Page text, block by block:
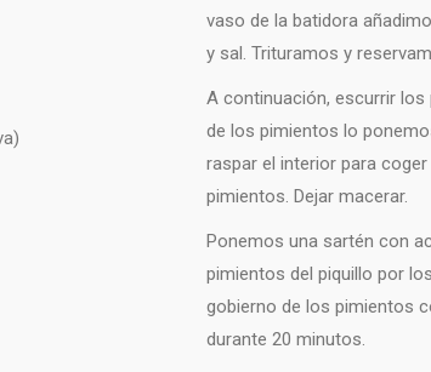
vaso de la batidora
y sal. Trituramos y
A continuación, escurrir los
de los pimientos lo
raspar el interior para
pimientos. Dejar macerar.
Ponemos una sartén con
pimientos del piquillo por
gobierno de los pimientos
durante 20 minutos.